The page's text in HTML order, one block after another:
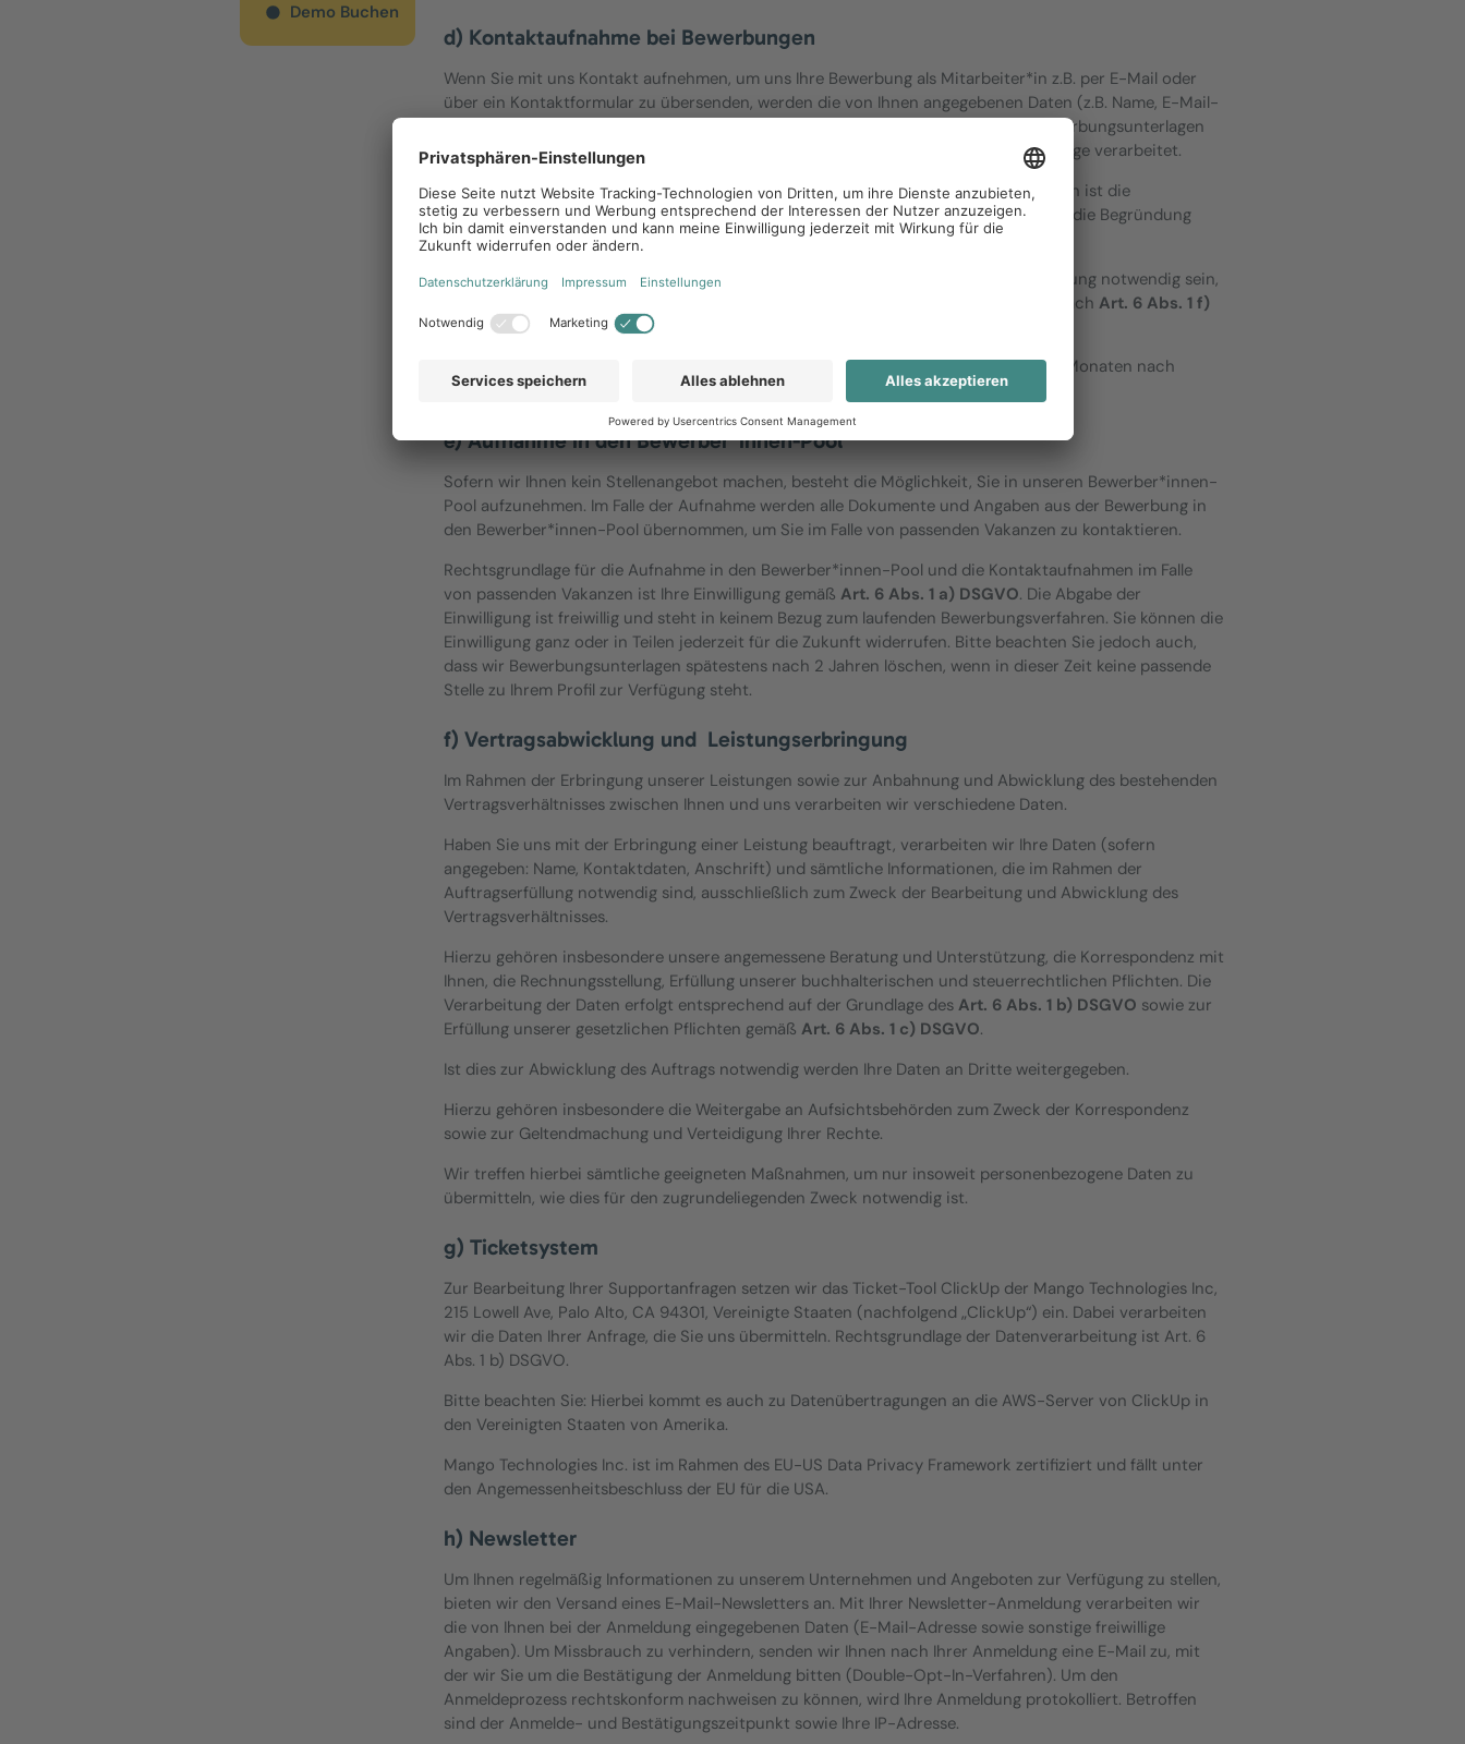
Demo Buchen
d) Kontaktaufnahme bei Bewerbungen
Wenn Sie mit uns Kontakt aufnehmen, um uns Ihre Bewerbung als Mitarbeiter*in z.B. per E-Mail oder
über ein Kontaktformular zu übersenden, werden die von Ihnen angegebenen Daten (z.B. Name, E-Mail-
Adresse, gewünschter Einsatzort etc.), Ihre Nachricht sowie die übermittelten Bewerbungsunterlagen
ausschließlich zum Zwecke der Bearbeitung und Abwicklung Ihrer Bewerbungsanfrage verarbeitet.
Rechtsgrundlage der Datenverarbeitung ist vorrangig6 Abst. 1 b) DSGVO. Demnach ist die
Verarbeitung von Daten zulässig, die im Zusammenhang mit der Entscheidung über die Begründung
eines Beschäftigungsverhältnisses erforderlich ist.
Sollten die Daten nach Abschluss des Bewerbungsverfahrens ggf. zur Rechtsverfolgung notwendig sein,
kann eine Datenverarbeitung zur Wahrnehmung unserer berechtigten Interessen nach Art. 6 Abs. 1 f)
DSGVOerfolgen, nämlich zur Geltendmachung und/oder Abwehr von Ansprüchen.
Bitte beachten Sie jedoch auch, dass wir Ihre Bewerbungsunterlagen spätestens 3 Monaten nach
Abschluss des Bewerbungsverfahrens löschen.
e) Aufnahme in den Bewerber*innen-Pool
Sofern wir Ihnen kein Stellenangebot machen, besteht die Möglichkeit, Sie in unseren Bewerber*innen-
Pool aufzunehmen. Im Falle der Aufnahme werden alle Dokumente und Angaben aus der Bewerbung in
den Bewerber*innen-Pool übernommen, um Sie im Falle von passenden Vakanzen zu kontaktieren.
Rechtsgrundlage für die Aufnahme in den Bewerber*innen-Pool und die Kontaktaufnahmen im Falle
von passenden Vakanzen ist Ihre Einwilligung gemäß Art. 6 Abs. 1 a) DSGVO. Die Abgabe der
Einwilligung ist freiwillig und steht in keinem Bezug zum laufenden Bewerbungsverfahren. Sie können die
Einwilligung ganz oder in Teilen jederzeit für die Zukunft widerrufen. Bitte beachten Sie jedoch auch,
dass wir Bewerbungsunterlagen spätestens nach 2 Jahren löschen, wenn in dieser Zeit keine passende
Stelle zu Ihrem Profil zur Verfügung steht.
f) Vertragsabwicklung und Leistungserbringung
Im Rahmen der Erbringung unserer Leistungen sowie zur Anbahnung und Abwicklung des bestehenden
Vertragsverhältnisses zwischen Ihnen und uns verarbeiten wir verschiedene Daten.
Haben Sie uns mit der Erbringung einer Leistung beauftragt, verarbeiten wir Ihre Daten (sofern
angegeben: Name, Kontaktdaten, Anschrift) und sämtliche Informationen, die im Rahmen der
Auftragserfüllung notwendig sind, ausschließlich zum Zweck der Bearbeitung und Abwicklung des
Vertragsverhältnisses.
Hierzu gehören insbesondere unsere angemessene Beratung und Unterstützung, die Korrespondenz mit
Ihnen, die Rechnungsstellung, Erfüllung unserer buchhalterischen und steuerrechtlichen Pflichten. Die
Verarbeitung der Daten erfolgt entsprechend auf der Grundlage des Art. 6 Abs. 1 b) DSGVO sowie zur
Erfüllung unserer gesetzlichen Pflichten gemäß Art. 6 Abs. 1 c) DSGVO.
Ist dies zur Abwicklung des Auftrags notwendig werden Ihre Daten an Dritte weitergegeben.
Hierzu gehören insbesondere die Weitergabe an Aufsichtsbehörden zum Zweck der Korrespondenz
sowie zur Geltendmachung und Verteidigung Ihrer Rechte.
Wir treffen hierbei sämtliche geeigneten Maßnahmen, um nur insoweit personenbezogene Daten zu
übermitteln, wie dies für den zugrundeliegenden Zweck notwendig ist.
g) Ticketsystem
Zur Bearbeitung Ihrer Supportanfragen setzen wir das Ticket-Tool ClickUp der Mango Technologies Inc,
215 Lowell Ave, Palo Alto, CA 94301, Vereinigte Staaten (nachfolgend „ClickUp“) ein. Dabei verarbeiten
wir die Daten Ihrer Anfrage, die Sie uns übermitteln. Rechtsgrundlage der Datenverarbeitung ist Art. 6
Abs. 1 b) DSGVO.
Bitte beachten Sie: Hierbei kommt es auch zu Datenübertragungen an die AWS-Server von ClickUp in
den Vereinigten Staaten von Amerika.
Mango Technologies Inc. ist im Rahmen des EU-US Data Privacy Framework zertifiziert und fällt unter
den Angemessenheitsbeschluss der EU für die USA.
h) Newsletter
Um Ihnen regelmäßig Informationen zu unserem Unternehmen und Angeboten zur Verfügung zu stellen,
bieten wir den Versand eines E-Mail-Newsletters an. Mit Ihrer Newsletter-Anmeldung verarbeiten wir
die von Ihnen bei der Anmeldung eingegebenen Daten (E-Mail-Adresse sowie sonstige freiwillige
Angaben). Um Missbrauch zu verhindern, senden wir Ihnen nach Ihrer Anmeldung eine E-Mail zu, mit
der wir Sie um die Bestätigung der Anmeldung bitten (Double-Opt-In-Verfahren). Um den
Anmeldeprozess rechtskonform nachweisen zu können, wird Ihre Anmeldung protokolliert. Betroffen
sind der Anmelde- und Bestätigungszeitpunkt sowie Ihre IP-Adresse.